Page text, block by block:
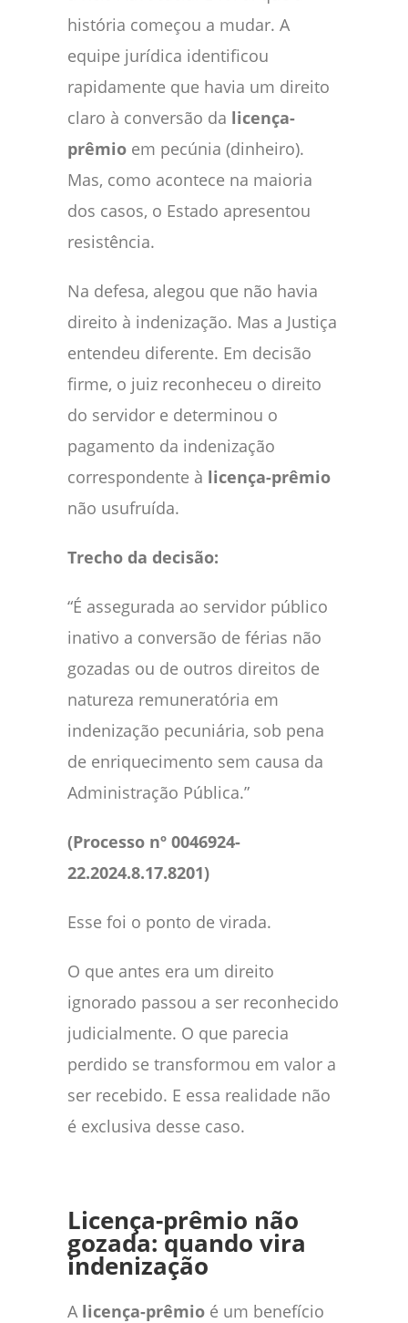
história começou a mudar. A
equipe jurídica identificou
rapidamente que havia um direito
claro à conversão da licença-
prêmio em pecúnia (dinheiro).
Mas, como acontece na maioria
dos casos, o Estado apresentou
resistência.
Na defesa, alegou que não havia
direito à indenização. Mas a Justiça
entendeu diferente. Em decisão
firme, o juiz reconheceu o direito
do servidor e determinou o
pagamento da indenização
correspondente à licença-prêmio
não usufruída.
Trecho da decisão:
“É assegurada ao servidor público
inativo a conversão de férias não
gozadas ou de outros direitos de
natureza remuneratória em
indenização pecuniária, sob pena
de enriquecimento sem causa da
Administração Pública.”
(Processo nº 0046924-
22.2024.8.17.8201)
Esse foi o ponto de virada.
O que antes era um direito
ignorado passou a ser reconhecido
judicialmente. O que parecia
perdido se transformou em valor a
ser recebido. E essa realidade não
é exclusiva desse caso.
Licença-prêmio não
gozada: quando vira
indenização
A licença-prêmio é um benefício